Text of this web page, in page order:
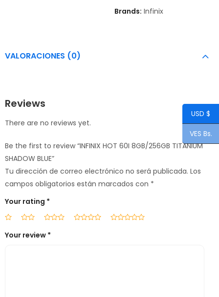
Brands: Infinix
VALORACIONES (0)
Reviews
There are no reviews yet.
Be the first to review “INFINIX HOT 60I 8GB/256GB TITANIUM
SHADOW BLUE”
Tu dirección de correo electrónico no será publicada. Los
campos obligatorios están marcados con *
Your rating *
Your review *
USD $
VES Bs.